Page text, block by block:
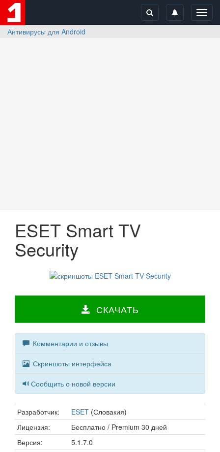
Антивирусы для Android
ESET Smart TV
Security
СКАЧАТЬ
Комментарии и отзывы
Скриншоты интерфейса
Сообщить о новой версии
Разработчик: ESET (Словакия)
Лицензия:
Бесплатно / Premium 30 дней
Версия:
5.1.7.0